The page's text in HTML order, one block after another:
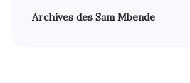
Archives des Sam Mbende